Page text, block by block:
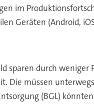
im
Geräten (Android,
sparen durch weniger
Die müssen
(BGL)